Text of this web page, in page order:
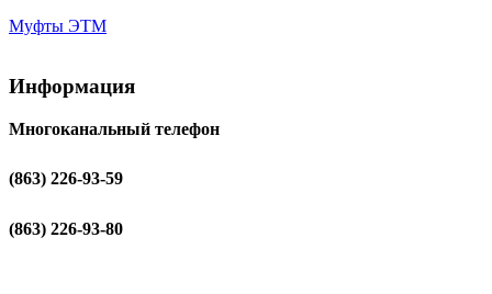
Муфты ЭТМ
Информация
Многоканальный телефон
(863) 226-93-59
(863) 226-93-80